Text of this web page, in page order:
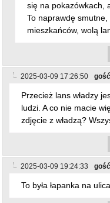
się na pokazówkach,
To naprawdę smutne,
mieszkańców, wolą
2025-03-09 17:26:50
Przecież lans władzy
ludzi. A co nie macie
zdjęcie z władzą?
2025-03-09 19:24:33
To była łapanka na